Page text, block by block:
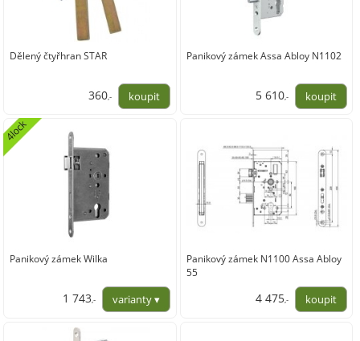
Dělený čtyřhran STAR
360,-
Panikový zámek Assa Abloy N1102
5 610,-
Panikový zámek Wilka
4lock
1 743,-
1 440,50
Panikový zámek N1100 Assa Abloy
55
4 475,-